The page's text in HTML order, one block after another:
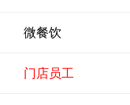
微餐饮
门店员工